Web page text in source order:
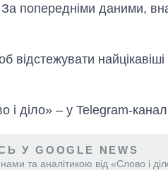
попередніми даними,
відстежувати
і діло» – у Telegram-
У GOOGLE NEWS
та аналітикою від «Слово і